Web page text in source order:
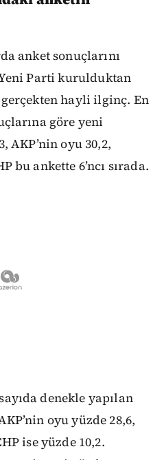
anket sonuçlarını
Parti kurulduktan
hayli ilginç. En
göre yeni
AKP’nin oyu 30,2,
bu ankette 6’ncı sırada.
denekle yapılan
oyu yüzde 28,6,
ise yüzde 10,2.